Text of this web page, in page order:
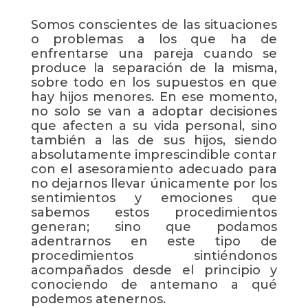
Somos conscientes de las situaciones
o problemas a los que ha de
enfrentarse una pareja cuando se
produce la separación de la misma,
sobre todo en los supuestos en que
hay hijos menores. En ese momento,
no solo se van a adoptar decisiones
que afecten a su vida personal, sino
también a las de sus hijos, siendo
absolutamente imprescindible contar
con el asesoramiento adecuado para
no dejarnos llevar únicamente por los
sentimientos y emociones que
sabemos estos procedimientos
generan; sino que podamos
adentrarnos en este tipo de
procedimientos sintiéndonos
acompañados desde el principio y
conociendo de antemano a qué
podemos atenernos.